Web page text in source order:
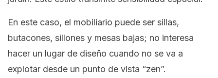
En este caso, el mobiliario puede ser sillas,
butacones, sillones y mesas bajas; no interesa
hacer un lugar de diseño cuando no se va a
explotar desde un punto de vista “zen”.